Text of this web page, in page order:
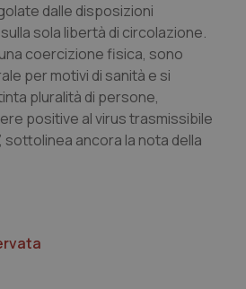
di Trento
& Rettocolite Ulcerosa
patologie neurodegenerative
dalle disposizioni
sola libertà di circolazione.
coercizione fisica, sono
per motivi di sanità e si
pluralità di persone,
positive al virus trasmissibile
sottolinea ancora la nota della